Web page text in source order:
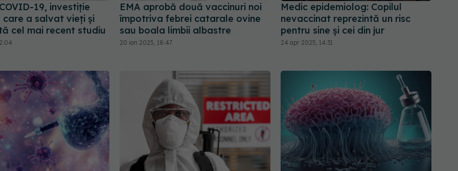
19, investiție
care a salvat vieți și
cel mai recent studiu
EMA aprobă două vaccinuri noi
împotriva febrei catarale ovine
sau boala limbii albastre
20 ian 2025, 18:47
Medic epidemiolog: Copilul
nevaccinat reprezintă un risc
pentru sine şi cei din jur
24 apr 2025, 14:31